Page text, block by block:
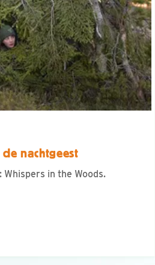
nachtgeest
Whispers in the Woods.